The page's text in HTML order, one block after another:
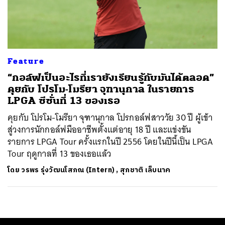
Feature
“กอล์ฟเป็นอะไรที่เรายังเรียนรู้กับมันได้ตลอด”
คุยกับ โปรโม-โมรียา จุฑานุกาล ในรายการ
LPGA ซีซั่นที่ 13 ของเธอ
คุยกับ โปรโม-โมรียา จุฑานุกาล โปรกอล์ฟสาววัย 30 ปี ผู้เข้า
สู่วงการนักกอล์ฟมืออาชีพตั้งแต่อายุ 18 ปี และแข่งขัน
รายการ LPGA Tour ครั้งแรกในปี 2556 โดยในปีนี้เป็น LPGA
Tour ฤดูกาลที่ 13 ของเธอแล้ว
โดยวรพร รุ่งวัฒนโสภณ (Intern), สุภชาติ เล็บนาค
SHARE TWEET LINE EMAIL